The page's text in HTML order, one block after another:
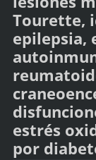
Tourette,
epilepsia,
estrés
por